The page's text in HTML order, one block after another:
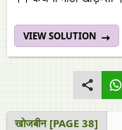
VIEW SOLUTION
खोजबीन [PAGE 38]